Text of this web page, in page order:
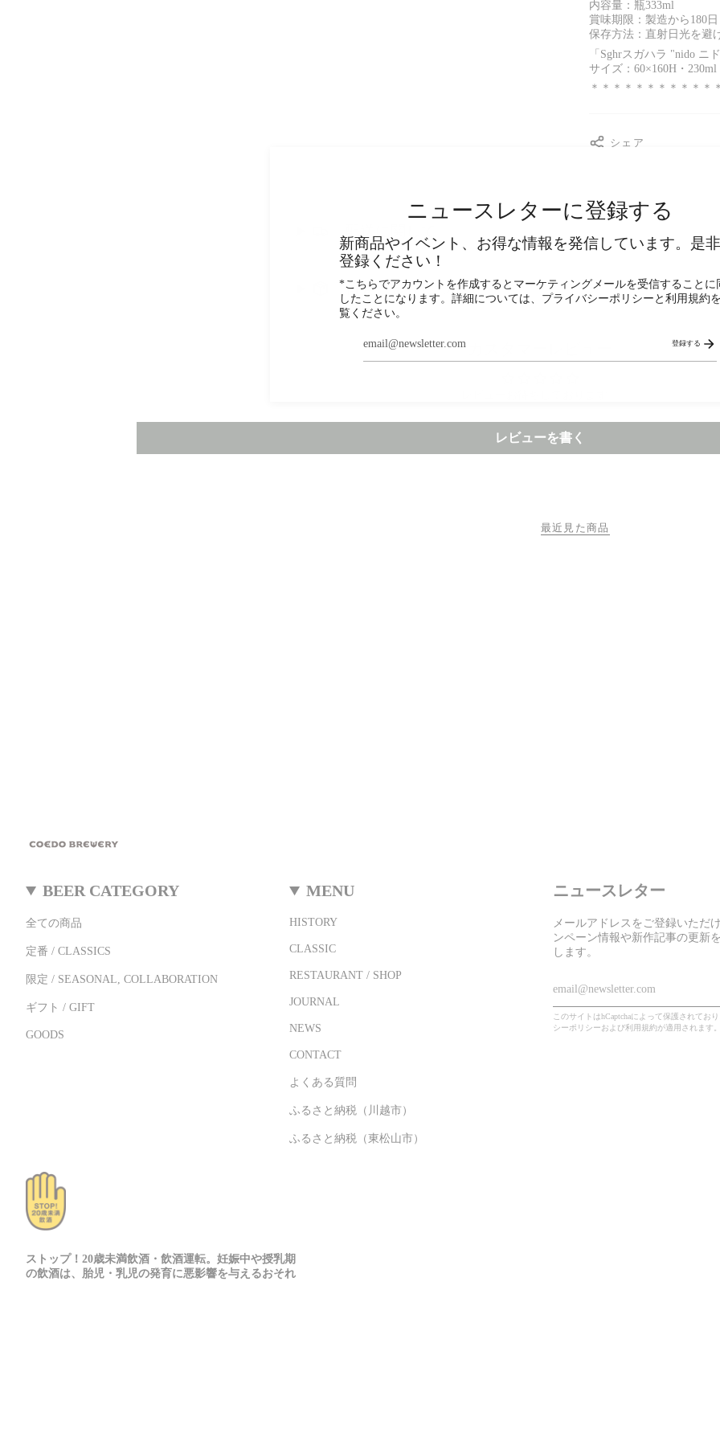
ニュースレターに登録する
新商品やイベント、お得な情報を発信しています。是
登録ください！
*こちらでアカウントを作成するとマーケティングメールを受信することに
したことになります。詳細については、プライバシーポリシーと利用規約
覧ください。
登録する
内容量：瓶333ml
賞味期限：製造から180日
保存方法：直射日光を避
「Sghrスガハラ "nido ニド
サイズ：60×160H・230ml
＊＊＊＊＊＊＊＊＊＊＊
シェア
荷姿・熨斗について
レビューを書く
最近見た商品
BEER CATEGORY
全ての商品
定番 / CLASSICS
限定 / SEASONAL, COLLABORATION
ギフト / GIFT
GOODS
MENU
HISTORY
CLASSIC
RESTAURANT / SHOP
JOURNAL
NEWS
CONTACT
よくある質問
ふるさと納税（川越市）
ふるさと納税（東松山市）
ニュースレター
メールアドレスをご登録いただ
ンペーン情報や新作記事の更新
します。
このサイトはhCaptchaによって保護されており
シーポリシーおよび利用規約が適用されます。
ストップ！20歳未満飲酒・飲酒運転。妊娠中や授乳期
の飲酒は、胎児・乳児の発育に悪影響を与えるおそれ